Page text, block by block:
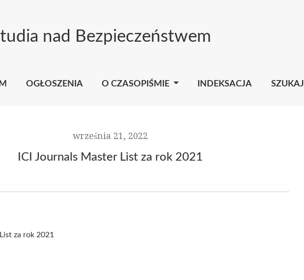
nad Bezpieczeństwem
OGŁOSZENIA O CZASOPIŚMIE INDEKSACJA SZUKAJ
września 21, 2022
ICI Journals Master List za rok 2021
za rok 2021